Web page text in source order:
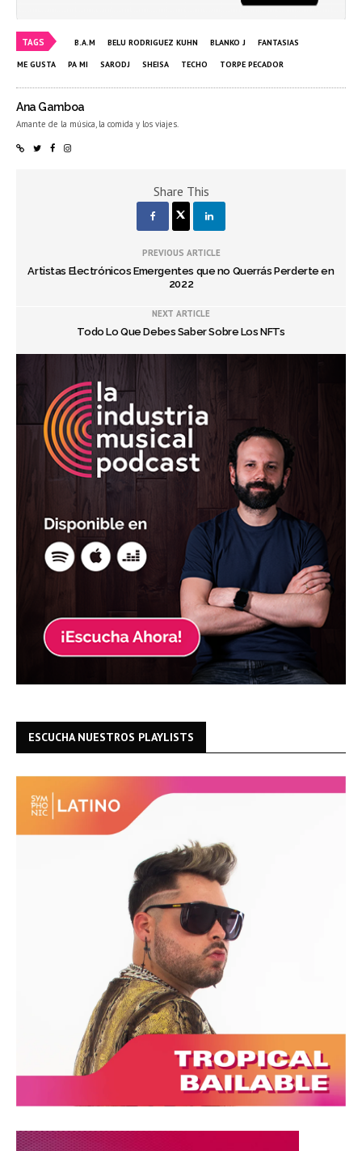
TAGS B.A.M BELU RODRIGUEZ KUHN BLANKO J FANTASIAS
ME GUSTA PA MI SARODJ SHEISA TECHO TORPE PECADOR
Ana Gamboa
Amante de la música, la comida y los viajes.
Share This
PREVIOUS ARTICLE
Artistas Electrónicos Emergentes que no Querrás Perderte en
2022
NEXT ARTICLE
Todo Lo Que Debes Saber Sobre Los NFTs
ESCUCHA NUESTROS PLAYLISTS